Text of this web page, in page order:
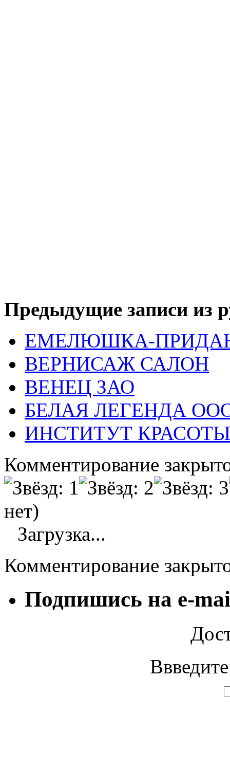
Предыдущие записи из
ЕМЕЛЮШКА-
ВЕРНИСАЖ САЛОН
ВЕНЕЦ ЗАО
БЕЛАЯ ЛЕГЕНДА
ИНСТИТУТ
Комментирование
нет)
Загрузка...
Комментирование
Подпишись на e-